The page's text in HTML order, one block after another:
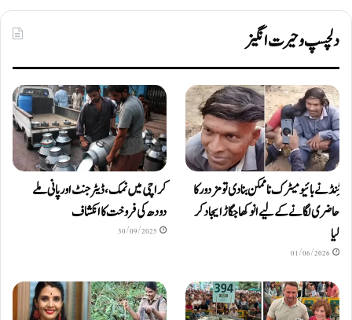
دلچسپ و حیرت انگیز
ٹِنڈ نے بائیومیٹرک ناممکن بنا دی تو مزدور کا
حاضری لگانے کے لیے انوکھا جگاڑ ایجاد کر
لیا
01/06/2026
کراچی میں نمک، ڈیٹرجنٹ اور پانی ملے
دودھ کی فروخت کا انکشاف
30/09/2025